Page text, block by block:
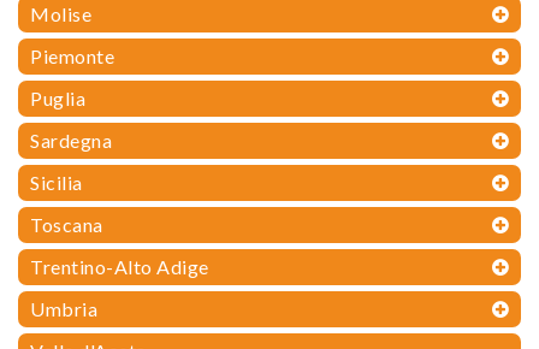
Molise
Piemonte
Puglia
Sardegna
Sicilia
Toscana
Trentino-Alto Adige
Umbria